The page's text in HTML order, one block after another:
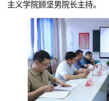
主义学院顾坚男院长主持。